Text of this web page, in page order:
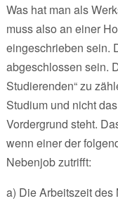
Was hat man als
muss also an einer
eingeschrieben sein.
abgeschlossen sein.
Studierenden“ zu
Studium und nicht
Vordergrund steht.
wenn einer der
Nebenjob zutrifft:
a) Die Arbeitszeit des